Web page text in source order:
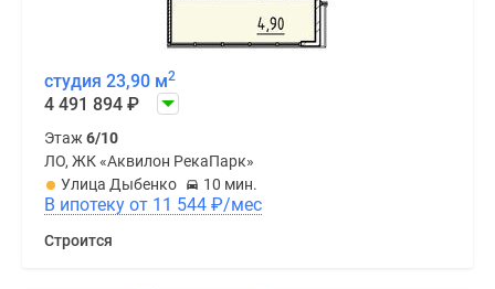
студия 23,90 м2
4 491 894 ₽
Этаж6/10
ЛО, ЖК «Аквилон РекаПарк»
Улица Дыбенко
10 мин.
В ипотеку от 11 544 ₽/мес
Строится